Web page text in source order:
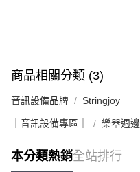
商品相關分類 (3)
音訊設備品牌 Stringjoy
｜音訊設備專區｜ 樂器週邊
本分類熱銷全站排行